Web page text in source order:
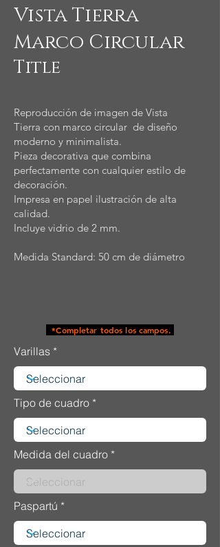
Vista Tierra
Marco Circular
Title
Reproducción de imagen de Vista
Tierra con marco circular de diseño
moderno y minimalista.
Pieza decorativa que combina
perfectamente con cualquier estilo de
decoración.
Impresa en papel ilustración de alta
calidad.
Incluye vidrio de 2 mm.
Medida Standard: 50 cm de diámetro
*Completar todos los campos.
Varillas
Tipo de cuadro
Medida del cuadro
Paspartú